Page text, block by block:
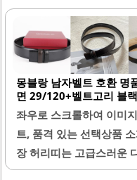
29mm의 두께는 다양한
사이즈 고객에게도 적합
어떤 의상에도 잘 어울립
을 자랑하며, 내구성이
가죽의 상태가 매우 우수
트의 호환성도 뛰어나 기
다. 이 벨트는 가성비가
니다. 배송 또한 신속하
있습니다.고객 서비스가
몽블랑 남자벨트 호환 명
면 29/120+벨트고리 블랙
좌우로 스크롤하여 이미
트, 품격 있는 선택상품
장 허리띠는 고급스러운
을 받고 있습니다. 이 벨